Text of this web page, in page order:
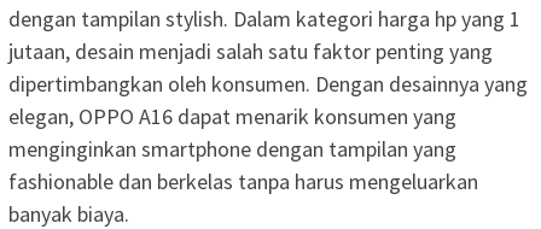
dengan tampilan stylish. Dalam kategori harga hp yang 1
jutaan, desain menjadi salah satu faktor penting yang
dipertimbangkan oleh konsumen. Dengan desainnya yang
elegan, OPPO A16 dapat menarik konsumen yang
menginginkan smartphone dengan tampilan yang
fashionable dan berkelas tanpa harus mengeluarkan
banyak biaya.